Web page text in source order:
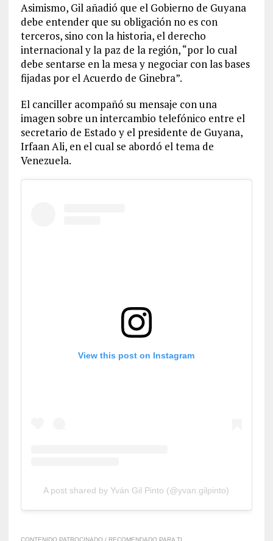
Asimismo, Gil añadió que el Gobierno de Guyana
debe entender que su obligación no es con
terceros, sino con la historia, el derecho
internacional y la paz de la región, “por lo cual
debe sentarse en la mesa y negociar con las bases
fijadas por el Acuerdo de Ginebra”.
El canciller acompañó su mensaje con una
imagen sobre un intercambio telefónico entre el
secretario de Estado y el presidente de Guyana,
Irfaan Ali, en el cual se abordó el tema de
Venezuela.
View this post on Instagram
A post shared by Yván Gil Pinto (@yvan.gilpinto)
CONTENIDO PATROCINADO / RECOMENDADO PARA TI